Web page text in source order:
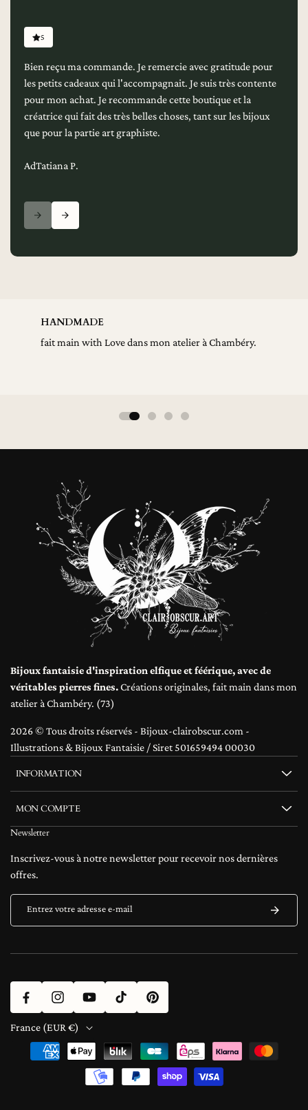
5
Bien reçu ma commande. Je remercie avec gratitude pour
les petits cadeaux qui l'accompagnait. Je suis très contente
pour mon achat. Je recommande cette boutique et la
créatrice qui fait des très belles choses, tant sur les bijoux
que pour la partie art graphiste.
AdTatiana P.
HANDMADE
fait main with Love dans mon atelier à Chambéry.
Bijoux fantaisie d'inspiration elfique et féérique, avec de
véritables pierres fines.Créations originales, fait main dans mon
atelier à Chambéry. (73)
2026 © Tous droits réservés - Bijoux-clairobscur.com -
Illustrations & Bijoux Fantaisie / Siret 501659494 00030
INFORMATION
MON COMPTE
Newsletter
Inscrivez-vous à notre newsletter pour recevoir nos dernières
offres.
Entrez votre adresse e-mail
FacebookInstagramYouTube TikTok Pinterest
France (EUR €)
Moyens